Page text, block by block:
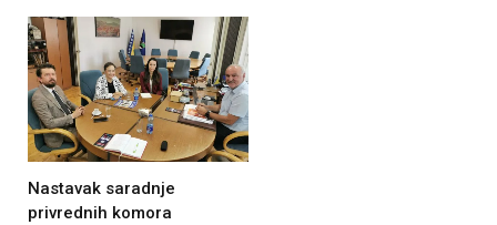
Nastavak saradnje
privrednih komora